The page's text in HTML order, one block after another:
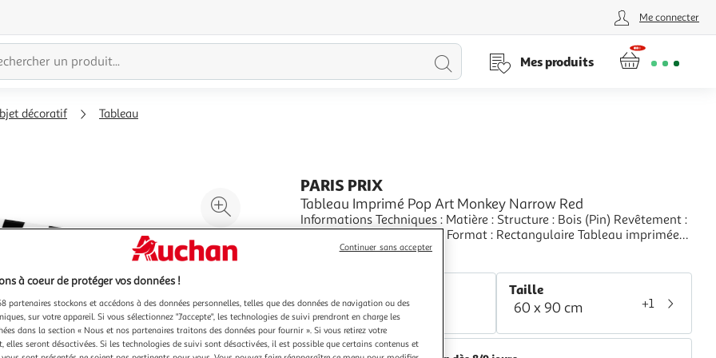
Me connecter
Lancer
Mes produits
décoratif Tableau
Agrandir
l'illustration
à
200%
Réduire
l'illustration
100
%
le
produit
PARIS PRIX
Tableau Imprimé Pop Art Monkey Narrow Red
Informations Techniques : Matière : Structure : Bois (Pin) Revêtement :
Toile Intissée Spécificités : Format : Rectangulaire Tableau imprimée
sur toile Impression Full HD Haute Résolution 360 dpi Garantie une
En savoir +
Multicolore
Taille
60 x 90 cm +1
à coeur de protéger vos données !
partenaires stockons et accédons à des données personnelles, telles que des données de navigation ou des
sur votre appareil. Si vous sélectionnez "J'accepte", les technologies de suivi prendront en charge les
dans la section « Nous et nos partenaires traitons des données pour fournir ». Si vous retirez votre
elles seront désactivées. Si les technologies de suivi sont désactivées, il est possible que certains contenus et
Continuer sans accepter